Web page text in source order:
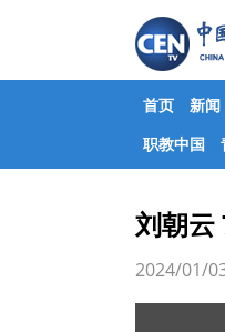
首页 新闻
职教中国
刘朝云
2024/01/